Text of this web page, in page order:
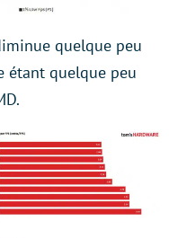
quelque peu
étant quelque peu